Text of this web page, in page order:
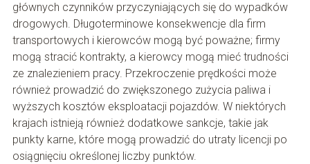
głównych czynników przyczyniających się do wypadków
drogowych. Długoterminowe konsekwencje dla firm
transportowych i kierowców mogą być poważne; firmy
mogą stracić kontrakty, a kierowcy mogą mieć trudności
ze znalezieniem pracy. Przekroczenie prędkości może
również prowadzić do zwiększonego zużycia paliwa i
wyższych kosztów eksploatacji pojazdów. W niektórych
krajach istnieją również dodatkowe sankcje, takie jak
punkty karne, które mogą prowadzić do utraty licencji po
osiągnięciu określonej liczby punktów.